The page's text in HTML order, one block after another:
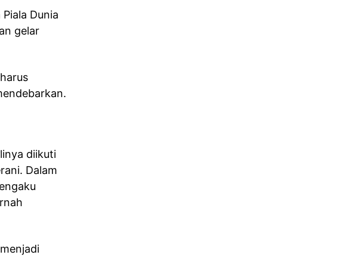
Dunia
gelar
diikuti
Dalam